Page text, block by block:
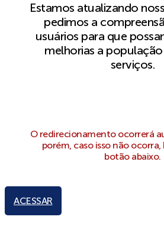
Estamos atualizando
pedimos a
usuários para que
melhorias a
serviços.
O redirecionamento ocorrerá
porém, caso isso não
botão abaixo.
ACESSAR